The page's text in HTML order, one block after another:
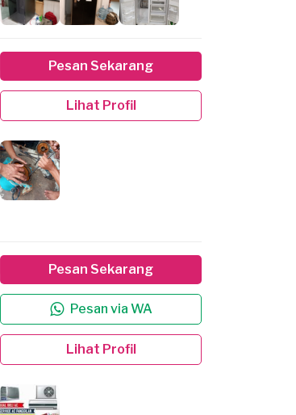
Pesan Sekarang
Lihat Profil
Pesan Sekarang
Pesan via WA
Lihat Profil